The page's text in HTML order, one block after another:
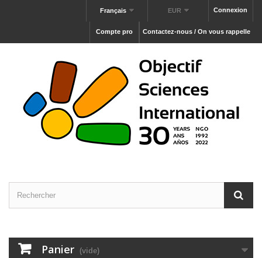
Connexion
EUR
Français
Contactez-nous / On vous rappelle
Compte pro
Panier (vide)